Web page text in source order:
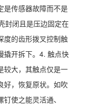
是传感器故障而不是
封闭且是压边固定在
度的齿形拨叉控制触
撬开拆下。4. 触点快
较大，其触点仅是一
好，恢复原状。如吹
使之能灵活通、